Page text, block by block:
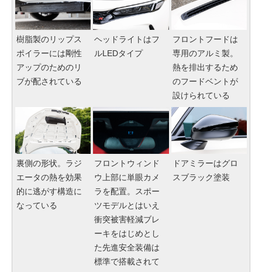
樹脂製のリップス
ポイラーには剛性
アップのためのリ
ブが配されている
ヘッドライトはフ
ルLEDタイプ
フロントフードは
専用のアルミ製。
熱を排出するため
のフードベントが
設けられている
裏側の形状。ラジ
エータの熱を効果
的に逃がす構造に
なっている
フロントウィンド
ウ上部に単眼カメ
ラを配置。スポー
ツモデルとはいえ
衝突被害軽減ブレ
ーキをはじめとし
た先進安全装備は
標準で搭載されて
ドアミラーはグロ
スブラック塗装